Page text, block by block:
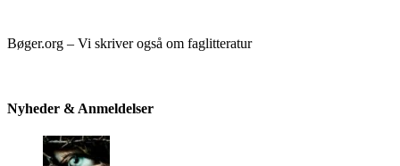
Bøger.org – Vi skriver også om faglitteratur
Nyheder & Anmeldelser